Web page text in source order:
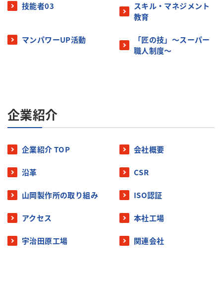
技能者03
スキル・マネジメント
教育
マンパワーUP活動
「匠の技」〜スーパー
職人制度〜
企業紹介
企業紹介 TOP 会社概要
沿革 CSR
山岡製作所の取り組み ISO認証
アクセス 本社工場
宇治田原工場 関連会社